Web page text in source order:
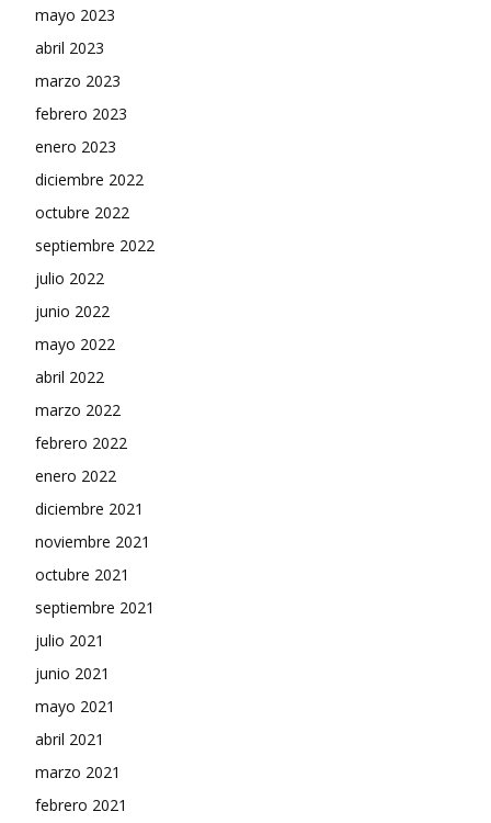
mayo 2023
abril 2023
marzo 2023
febrero 2023
enero 2023
diciembre 2022
octubre 2022
septiembre 2022
julio 2022
junio 2022
mayo 2022
abril 2022
marzo 2022
febrero 2022
enero 2022
diciembre 2021
noviembre 2021
octubre 2021
septiembre 2021
julio 2021
junio 2021
mayo 2021
abril 2021
marzo 2021
febrero 2021